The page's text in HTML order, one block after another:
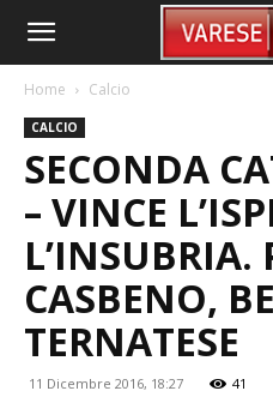
Home Calcio
CALCIO
SECONDA
– VINCE
L’INSUBRIA.
CASBENO,
TERNATESE
11 Dicembre 2016, 18:27 41